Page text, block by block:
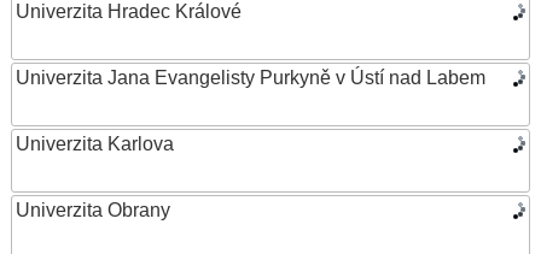
Univerzita Hradec Králové
Univerzita Jana Evangelisty Purkyně v Ústí nad Labem
Univerzita Karlova
Univerzita Obrany